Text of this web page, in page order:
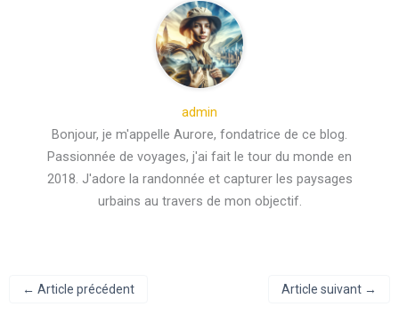
admin
Bonjour, je m'appelle Aurore, fondatrice de ce blog.
Passionnée de voyages, j'ai fait le tour du monde en
2018. J'adore la randonnée et capturer les paysages
urbains au travers de mon objectif.
← Article précédent Article suivant →